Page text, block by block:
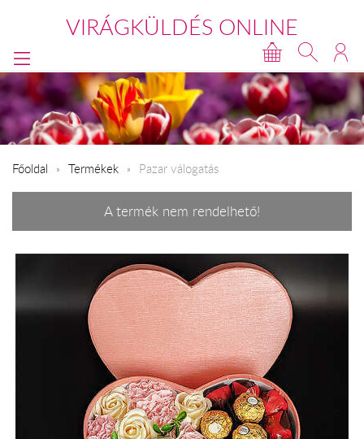
VIRÁGKÜLDÉS ONLINE
Főoldal Termékek Pazar válogatás
A termék nem rendelhető!